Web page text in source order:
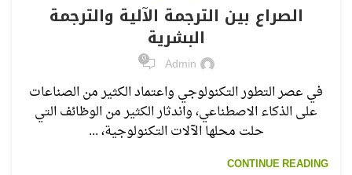
الصراع بين الترجمة الآلية والترجمة
البشرية
Admin
0
في عصر التطور التكنولوجي واعتماد الكثير من الصناعات
على الذكاء الاصطناعي، واندثار الكثير من الوظائف التي
حلت محلها الآلات التكنولوجية، ...
CONTINUE READING